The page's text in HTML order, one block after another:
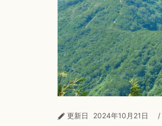
更新日 2024年10月21日 /